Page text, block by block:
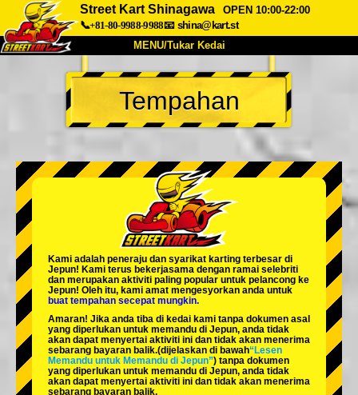
Street Kart Shinagawa
OPEN 10:00-22:00
📞+81-80-9988-9988📧 shina@kart.st
MENU/Tukar Kedai
UTAMA
Tentang Spesifikasi Harga
Syarikat Tempahan
Tukar Kedai
Tokyo Shinagawa Tokyo Akihabara#1
Tokyo Akihabara#2
Tokyo Shibuya Annex Tokyo Bay
Tokyo Asakusa Osaka
Okinawa
Tempahan
Kami adalah peneraju dan syarikat karting terbesar di
Jepun! Kami terus bekerjasama dengan ramai selebriti
dan merupakan aktiviti paling popular untuk pelancong ke
Jepun! Oleh itu, kami amat mengesyorkan anda untuk
buat tempahan secepat mungkin.
Amaran! Jika anda tiba di kedai kami tanpa dokumen asal
yang diperlukan untuk memandu di Jepun, anda tidak
akan dapat menyertai aktiviti ini dan tidak akan menerima
sebarang bayaran balik.(dijelaskan di bawah“Lesen
Memandu untuk Memandu di Jepun”) tanpa dokumen
yang diperlukan untuk memandu di Jepun, anda tidak
akan dapat menyertai aktiviti ini dan tidak akan menerima
sebarang bayaran balik.